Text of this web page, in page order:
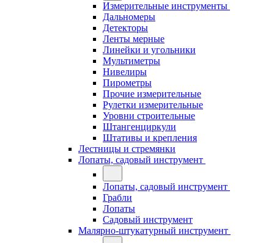
Измерительные инструменты
Дальномеры
Детекторы
Ленты мерные
Линейки и угольники
Мультиметры
Нивелиры
Пирометры
Прочие измерительные
Рулетки измерительные
Уровни строительные
Штангенциркули
Штативы и крепления
Лестницы и стремянки
Лопаты, садовый инструмент
Лопаты, садовый инструмент
Грабли
Лопаты
Садовый инструмент
Малярно-штукатурный инструмент